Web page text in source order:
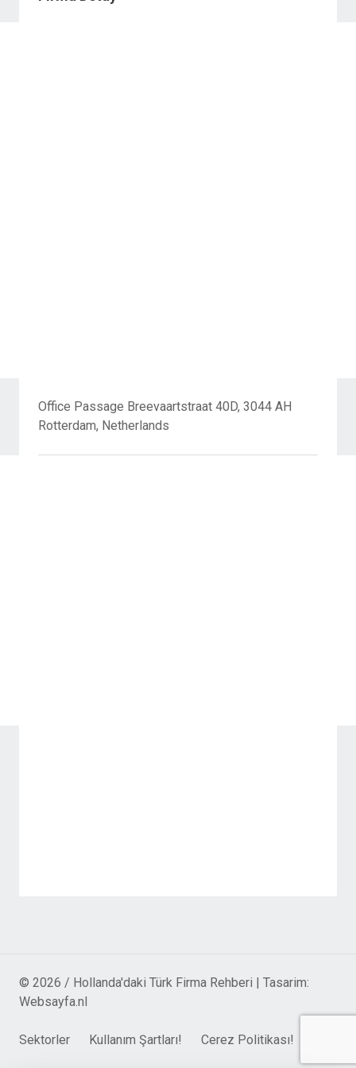
Office Passage Breevaartstraat 40D, 3044 AH
Rotterdam, Netherlands
© 2026 / Hollanda'daki Türk Firma Rehberi | Tasarim:
Websayfa.nl
Sektorler Kullanım Şartları! Cerez Politikası!